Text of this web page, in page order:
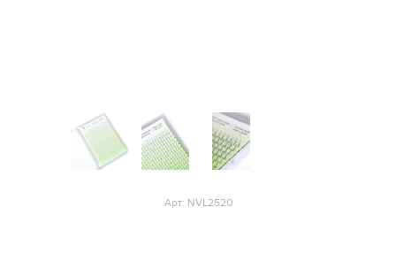
Арт: NVL2520